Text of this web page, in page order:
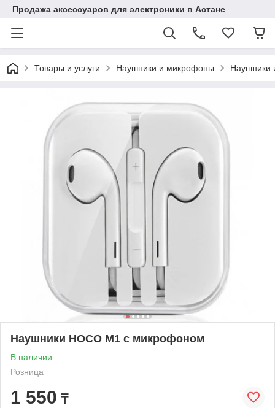
Продажа аксессуаров для электроники в Астане
Товары и услуги Наушники и микрофоны Наушники
Наушники HOCO M1 с микрофоном
В наличии
Розница
1 550 ₸